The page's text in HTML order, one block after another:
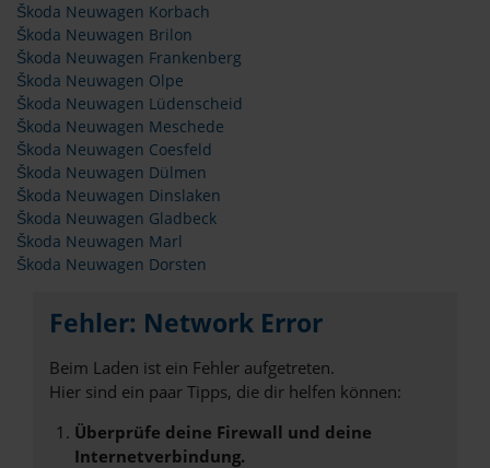
Škoda Neuwagen Korbach
Škoda Neuwagen Brilon
Škoda Neuwagen Frankenberg
Škoda Neuwagen Olpe
Škoda Neuwagen Lüdenscheid
Škoda Neuwagen Meschede
Škoda Neuwagen Coesfeld
Škoda Neuwagen Dülmen
Škoda Neuwagen Dinslaken
Škoda Neuwagen Gladbeck
Škoda Neuwagen Marl
Škoda Neuwagen Dorsten
Fehler: Network Error
Beim Laden ist ein Fehler aufgetreten.
Hier sind ein paar Tipps, die dir helfen können:
Überprüfe deine Firewall und deine
Internetverbindung.